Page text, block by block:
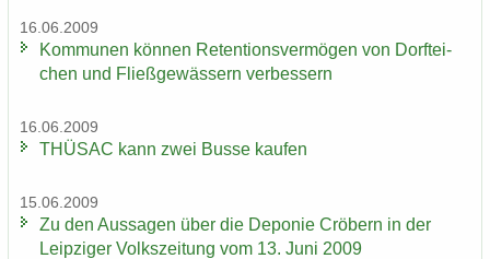
16.06.2009
Kom­mu­nen kön­nen Re­ten­ti­ons­ver­mö­gen von Dorf­tei­
chen und Fließ­ge­wäs­sern ver­bes­sern
16.06.2009
THÜ­SAC kann zwei Busse kau­fen
15.06.2009
Zu den Aus­sa­gen über die De­po­nie Crö­bern in der
Leip­zi­ger Volks­zei­tung vom 13. Juni 2009